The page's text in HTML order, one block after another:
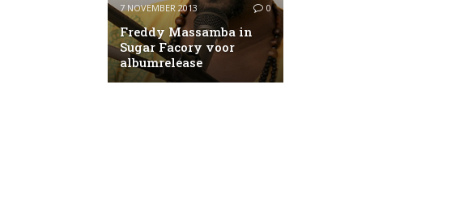
7 NOVEMBER 2013 0
Freddy Massamba in
Sugar Facory voor
albumrelease